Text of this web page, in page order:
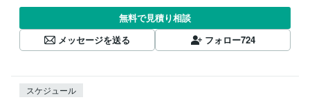
無料で見積り相談
メッセージを送る
フォロー724
スケジュール